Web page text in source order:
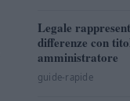
Legale
differenze con
amministratore
guide-rapide